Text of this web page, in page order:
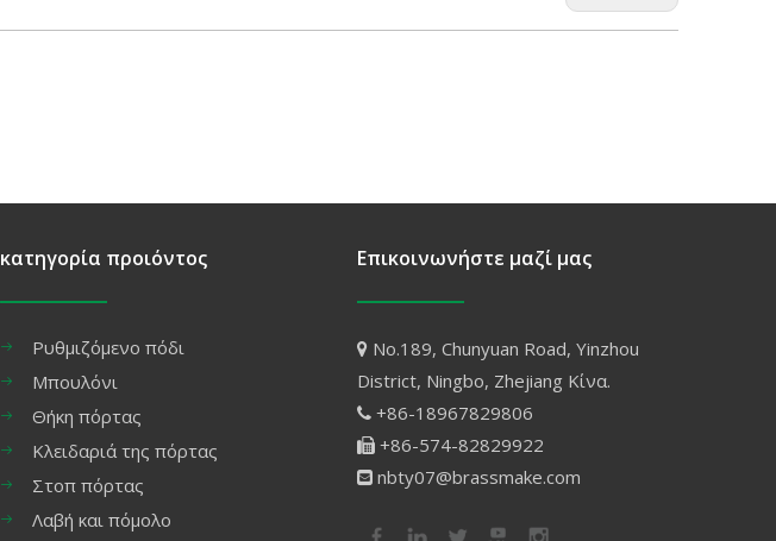
κατηγορία προιόντος
Ρυθμιζόμενο πόδι
Μπουλόνι
Θήκη πόρτας
Κλειδαριά της πόρτας
Στοπ πόρτας
Λαβή και πόμολο
Επικοινωνήστε μαζί μας
 No.189, Chunyuan Road, Yinzhou
District, Ningbo, Zhejiang Κίνα.
 +86-18967829806
 +86-574-82829922
 nbty07@brassmake.com